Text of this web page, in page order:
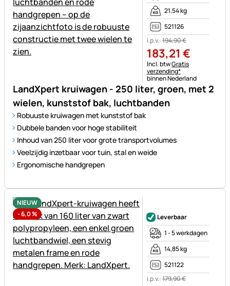
LandXpert kruiwagen - 250 liter, groen, met 2
wielen, kunststof bak, luchtbanden
Robuuste kruiwagen met kunststof bak
Dubbele banden voor hoge stabiliteit
Inhoud van 250 liter voor grote transportvolumes
Veelzijdig inzetbaar voor tuin, stal en weide
Ergonomische handgrepen
21,54 kg
521126
i.p.v.:194,90€
183,21 €
Belastinginformatie:
Incl. btwGratis
verzending*
binnen Nederland
NIEUW
-6,0%
Leverbaar
1 - 5 werkdagen
14,85 kg
521122
i.p.v.:179,90€